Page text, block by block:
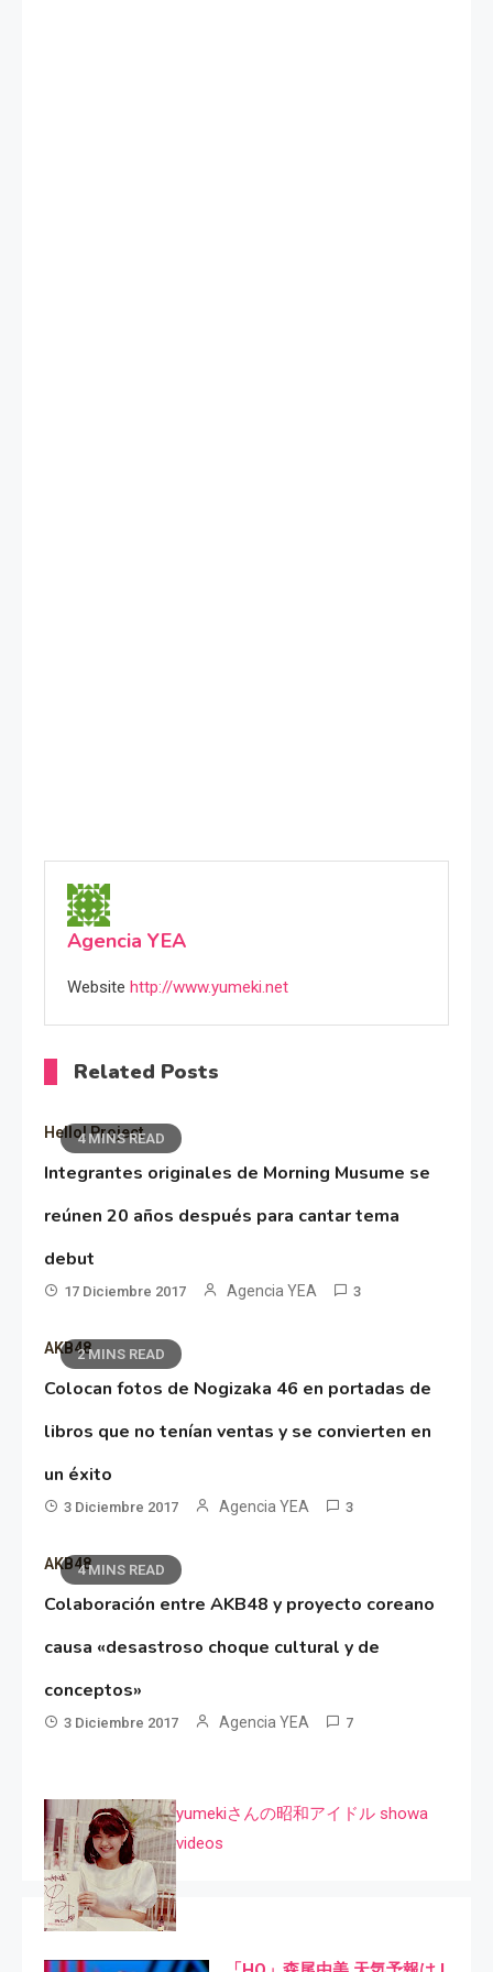
Agencia YEA
Website http://www.yumeki.net
Related Posts
4 MINS READ
Hello! Project
Integrantes originales de Morning Musume se
reúnen 20 años después para cantar tema
debut
17 Diciembre 2017 Agencia YEA 3
2 MINS READ
AKB48
Colocan fotos de Nogizaka 46 en portadas de
libros que no tenían ventas y se convierten en
un éxito
3 Diciembre 2017 Agencia YEA 3
4 MINS READ
AKB48
Colaboración entre AKB48 y proyecto coreano
causa «desastroso choque cultural y de
conceptos»
3 Diciembre 2017 Agencia YEA 7
yumekiさんの昭和アイドル showa
videos